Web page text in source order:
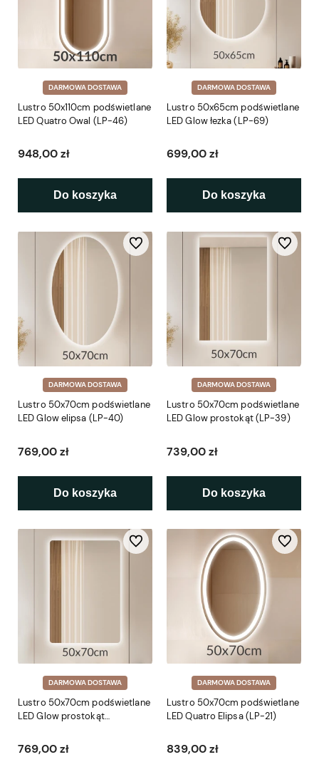
DARMOWA DOSTAWA
Lustro 50x110cm podświetlane
LED Quatro Owal (LP-46)
948,00 zł
Do koszyka
DARMOWA DOSTAWA
Lustro 50x65cm podświetlane
LED Glow łezka (LP-69)
699,00 zł
Do koszyka
DARMOWA DOSTAWA
Lustro 50x70cm podświetlane
LED Glow elipsa (LP-40)
769,00 zł
Do koszyka
Do ulubionych
DARMOWA DOSTAWA
Lustro 50x70cm podświetlane
LED Glow prostokąt (LP-39)
739,00 zł
Do koszyka
Do
DARMOWA DOSTAWA
Lustro 50x70cm podświetlane
LED Glow prostokąt
769,00 zł
Do ulubionych
DARMOWA DOSTAWA
Lustro 50x70cm podświetlane
LED Quatro Elipsa (LP-21)
839,00 zł
Do